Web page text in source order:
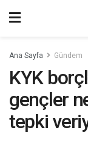
Ana Sayfa Gündem
KYK
gençler
tepki